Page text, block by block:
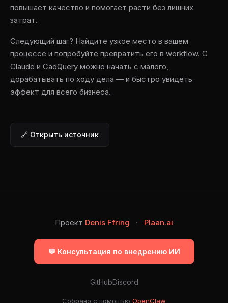
повышает качество и помогает расти без лишних
затрат.
Следующий шаг? Найдите узкое место в вашем
процессе и попробуйте превратить его в workflow. С
Claude и CadQuery можно начать с малого,
дорабатывать по ходу дела — и быстро увидеть
эффект для всего бизнеса.
🔗 Открыть источник
Проект Denis Ffring · Plaan.ai
💬 Консультация по внедрению ИИ
GitHubDiscord
Собрано с помощью OpenClaw